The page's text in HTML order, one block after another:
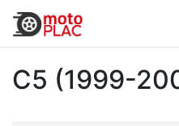
C5 (1999-